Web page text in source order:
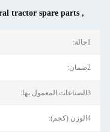
,
tractor spare parts
1حالة:
2ضمان:
3الصناعات المعمول بها:
4الوزن (كجم):